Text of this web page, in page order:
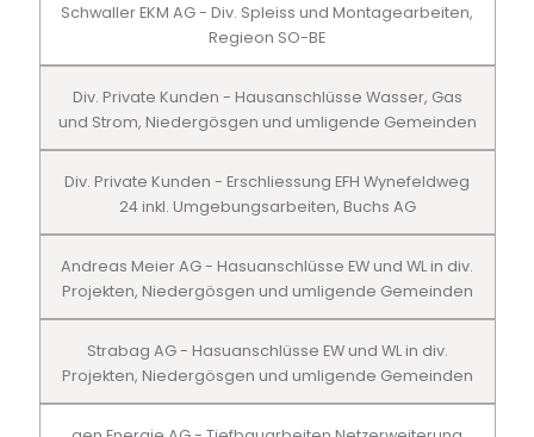
Schwaller EKM AG - Div. Spleiss und Montagearbeiten,
Regieon SO-BE
Div. Private Kunden - Hausanschlüsse Wasser, Gas
und Strom, Niedergösgen und umligende Gemeinden
Div. Private Kunden - Erschliessung EFH Wynefeldweg
24 inkl. Umgebungsarbeiten, Buchs AG
Andreas Meier AG - Hasuanschlüsse EW und WL in div.
Projekten, Niedergösgen und umligende Gemeinden
Strabag AG - Hasuanschlüsse EW und WL in div.
Projekten, Niedergösgen und umligende Gemeinden